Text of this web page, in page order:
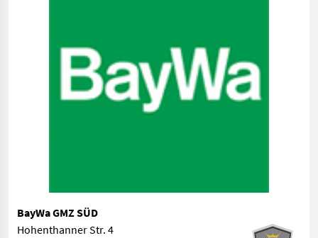
BayWa GMZ SÜD
Hohenthanner Str. 4